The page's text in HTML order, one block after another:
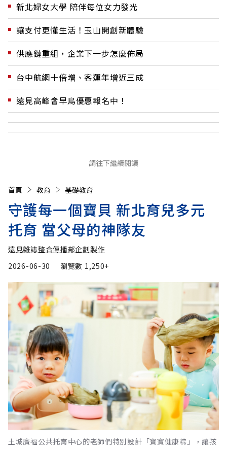
新北婦女大學 陪伴每位女力發光
讓支付更懂生活！玉山開創新體驗
供應鏈重組，企業下一步怎麼佈局
台中航網十倍增、客運年增近三成
遠見高峰會早鳥優惠報名中！
請往下繼續閱讀
首頁 教育 基礎教育
守護每一個寶貝 新北育兒多元
托育 當父母的神隊友
遠見雜誌整合傳播部企劃製作
2026-06-30
瀏覽數 1,250+
土城廣福公共托育中心的老師們特別設計「寶寶健康粽」，讓孩